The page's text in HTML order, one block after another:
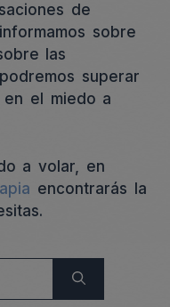
de
sobre
las
superar
el miedo a
a volar, en
encontrarás la